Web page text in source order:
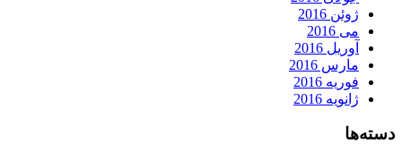
ژوئن 2016
می 2016
آوریل 2016
مارس 2016
فوریه 2016
ژانویه 2016
دسته‌ها